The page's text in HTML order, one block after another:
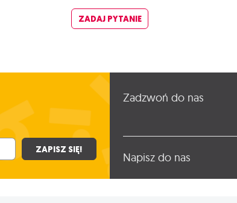
ZADAJ PYTANIE
ZAPISZ SIĘ!
Zadzwoń do nas
Napisz do nas